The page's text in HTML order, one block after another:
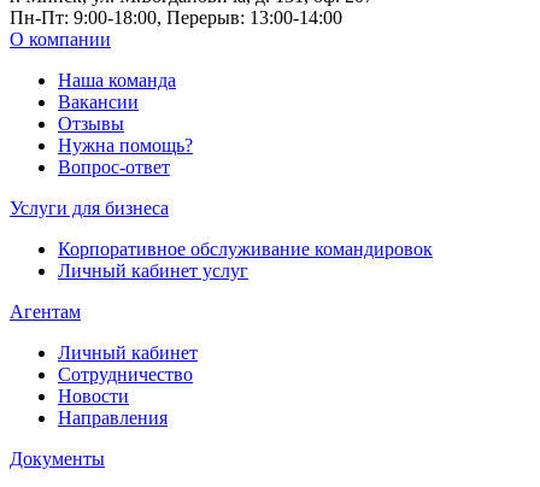
Пн-Пт: 9:00-18:00, Перерыв: 13:00-14:00
О компании
Наша команда
Вакансии
Отзывы
Нужна помощь?
Вопрос-ответ
Услуги для бизнеса
Корпоративное обслуживание командировок
Личный кабинет услуг
Агентам
Личный кабинет
Сотрудничество
Новости
Направления
Документы